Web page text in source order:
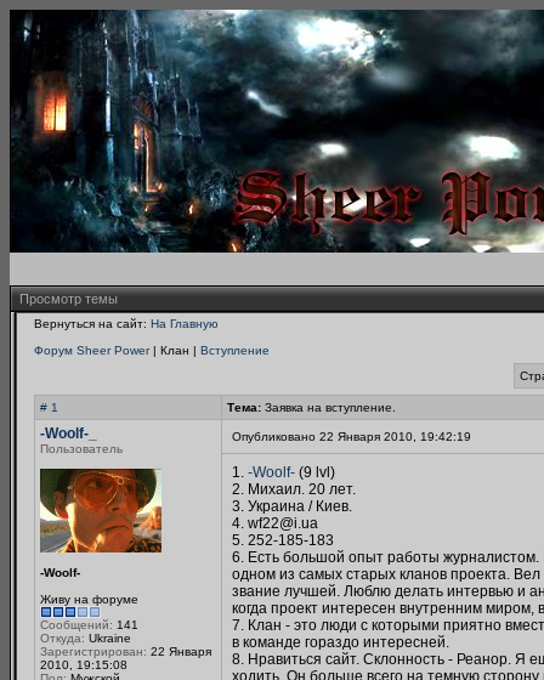
Просмотр темы
Вернуться на сайт: На Главную
Форум Sheer Power| Клан | Вступление
# 1 Тема: Заявка на вступление.
-Woolf-_
Пользователь
-Woolf-
Живу на форуме
Сообщений: 141
Откуда: Ukraine
Зарегистрирован: 22 Января
2010, 19:15:08
Опубликовано 22 Января 2010, 19:42:19
1. -Woolf-(9 lvl)
2. Михаил. 20 лет.
3. Украина / Киев.
4. wf22@i.ua
5. 252-185-183
6. Есть большой опыт работы журналистом.
одном из самых старых кланов проекта.
звание лучшей. Люблю делать интервью и
когда проект интересен внутренним миром,
7. Клан - это люди с которыми приятно
в команде гораздо интересней.
8. Нравиться сайт. Склонность - Реанор. Я
ходить. Он больше всего на темную